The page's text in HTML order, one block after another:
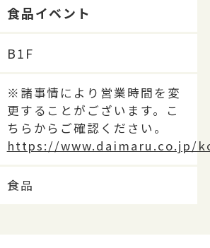
食品イベント
B1F
※諸事情により営業時間を変
更することがございます。こ
ちらからご確認ください。
https://www.daimaru.co.jp/
食品